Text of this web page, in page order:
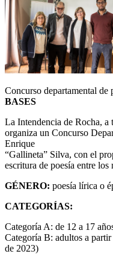
Concurso departamental
BASES
La Intendencia de Rocha, a
organiza un Concurso
Enrique
“Gallineta” Silva, con el
escritura de poesía entre los
GÉNERO: poesía lírica o
CATEGORÍAS:
Categoría A: de 12 a 17
Categoría B: adultos a
de 2023)